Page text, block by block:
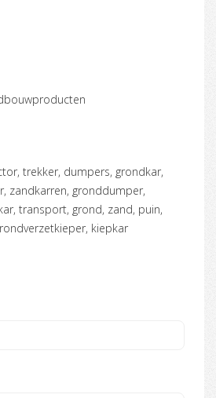
zandkarren, gronddumper,
transport, grond, zand, puin,
kiepkar